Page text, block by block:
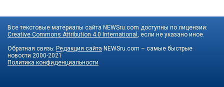
Все текстовые материалы сайта NEWSru.com доступны по лицензии:
Creative Commons Attribution 4.0 International
, если не указано иное.
Обратная связь: Редакция сайта NEWSru.com – самые быстрые
новости 2000-2021
Политика конфиденциальности